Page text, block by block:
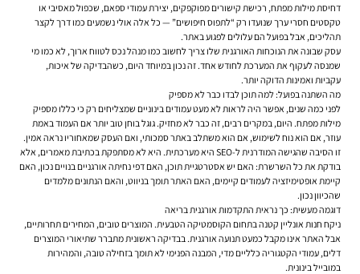
דחיסת מילות מפתח, רכישת קישורים מפוקפקים, יצירת עמודי ספאם, שכפול מאסיבי או
טקסטים חסרי ערך שנועדו רק “לתפוס חיפושים” — כל אלה אולי נשמעים כמו דרך לקצר
תהליכים, אבל בפועל הם עלולים לפגוע באתר.
עסק שבונה את הנוכחות האורגנית שלו צריך לחשוב כמו מנהל נכס לטווח ארוך, לא כמו מי
שמנסה לעקוף את המערכת לחודש אחד. זה נכון במיוחד היום, כשהבדיקה של איכות,
עקביות ואמינות הדוקה יותר.
מה השתנה בפועל: למה תוכן לבדו כבר לא מספיק
לפני כמה שנים, אפשר היה לראות לא מעט עמודים בינוניים שמצליחים רק כי כללו מספיק
מילות מפתח. היום, במקרים רבים, זה כבר לא מחזיק. גוגל בוחן טוב יותר אם העמוד באמת
עוזר, אם הוא נוח לשימוש, אם הוא משתלב באתר סמכותי, ואם העסק שמאחוריו נראה אמין.
זו הסיבה שהגישה המודרנית ל-SEO היא מערכתית. היא לא מסתפקת בכתיבת מאמרים, אלא
בודקת את כל השרשרת: האם יש אסטרטגיית תוכן, האם דפי נחיתה אורגניים בנויים נכון, האם
קיימת אופטימיזציה לעמודים קיימים, האם האתר תומך בניווט, והאם הנתונים מלמדים
שהכיוון נכון.
דוגמה מעשית: כך נראית התקדמות אורגנית בריאה
ניקח חנות אונליין קטנה בתחום הקוסמטיקה הטבעית. המוצרים טובים, המחירים תחרותיים,
אבל האתר אינו מקבל כמעט תנועה אורגנית. בבדיקה ראשונית מתברר שתיאורי המוצרים
דלים, עמודי הקטגוריה כלליים מדי, המבנה הפנימי לא תומך בזחילה טובה, והמהירות
במובייל בינונית.